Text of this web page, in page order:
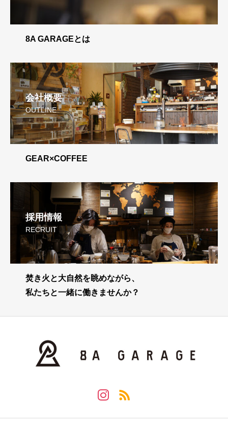
8A GARAGEとは
会社概要
OUTLINE
GEAR×COFFEE
採用情報
RECRUIT
焚き火と大自然を眺めながら、
私たちと一緒に働きませんか？